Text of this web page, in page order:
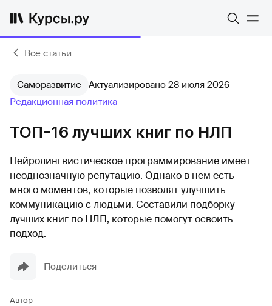
Все статьи
Саморазвитие Актуализировано 28 июля 2026
Редакционная политика
ТОП-16 лучших книг по НЛП
Нейролингвистическое программирование имеет
неоднозначную репутацию. Однако в нем есть
много моментов, которые позволят улучшить
коммуникацию с людьми. Составили подборку
лучших книг по НЛП, которые помогут освоить
подход.
Поделиться
Автор